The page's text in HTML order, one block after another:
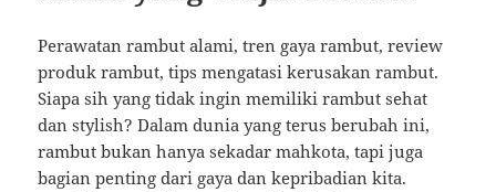
Perawatan rambut alami, tren gaya rambut, review
produk rambut, tips mengatasi kerusakan rambut.
Siapa sih yang tidak ingin memiliki rambut sehat
dan stylish? Dalam dunia yang terus berubah ini,
rambut bukan hanya sekadar mahkota, tapi juga
bagian penting dari gaya dan kepribadian kita.